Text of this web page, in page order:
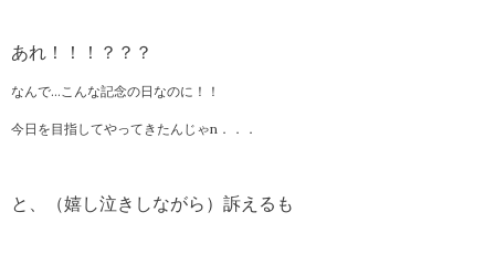
あれ！！！？？？
なんで…こんな記念の日なのに！！
今日を目指してやってきたんじゃn．．．
と、（嬉し泣きしながら）訴えるも